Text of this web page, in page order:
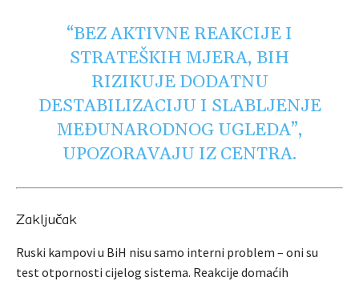
“BEZ AKTIVNE REAKCIJE I
STRATEŠKIH MJERA, BIH
RIZIKUJE DODATNU
DESTABILIZACIJU I SLABLJENJE
MEĐUNARODNOG UGLEDA”,
UPOZORAVAJU IZ CENTRA.
Zaključak
Ruski kampovi u BiH nisu samo interni problem – oni su
test otpornosti cijelog sistema. Reakcije domaćih